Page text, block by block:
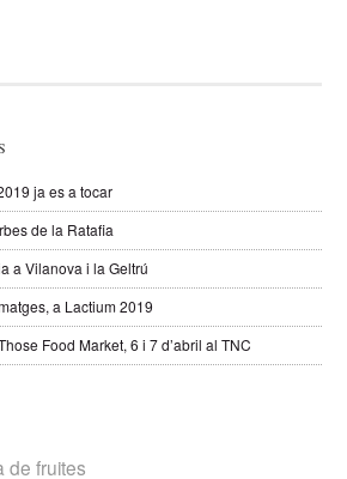
ja es a tocar
de la Ratafia
a Vilanova i la Geltrú
a Lactium 2019
Food Market, 6 i 7 d’abril al TNC
de fruites